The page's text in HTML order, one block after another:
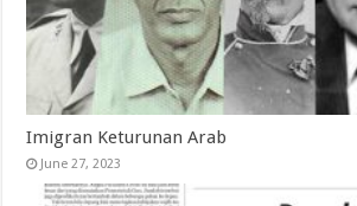
Imigran Keturunan Arab
June 27, 2023